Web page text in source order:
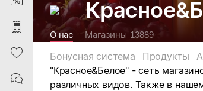
Purchases
Heart
Contacts
О нас Магазины 13889
Бонусная система Продукты
"Красное&Белое" - сеть
различных видов. Также в